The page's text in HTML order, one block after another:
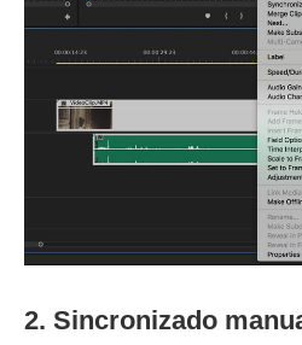
2. Sincronizado